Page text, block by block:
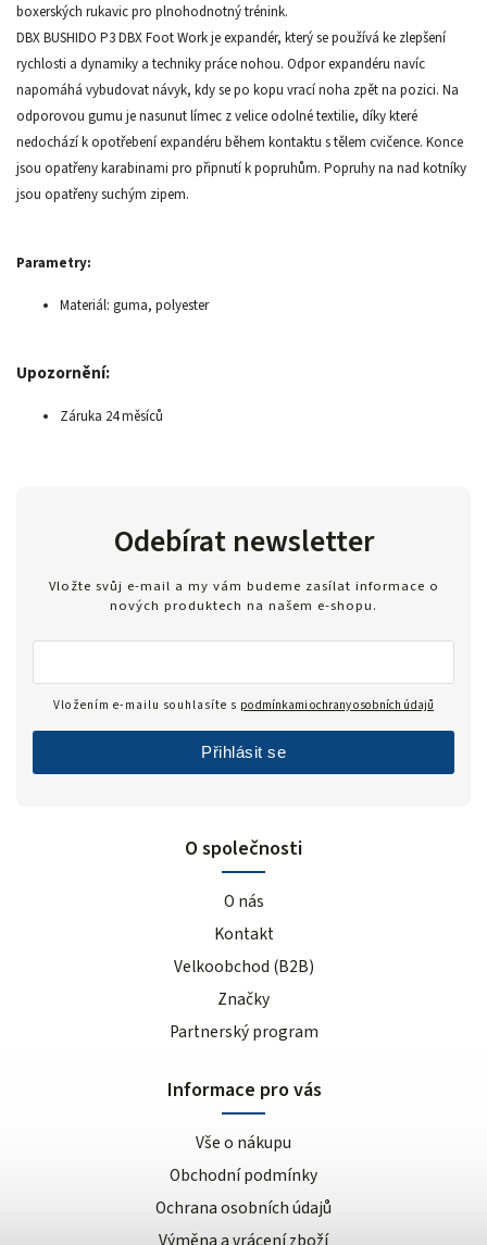
boxerských rukavic pro plnohodnotný trénink.
DBX BUSHIDO P3 DBX Foot Work je expandér, který se používá ke zlepšení
rychlosti a dynamiky a techniky práce nohou. Odpor expandéru navíc
napomáhá vybudovat návyk, kdy se po kopu vrací noha zpět na pozici. Na
odporovou gumu je nasunut límec z velice odolné textilie, díky které
nedochází k opotřebení expandéru během kontaktu s tělem cvičence. Konce
jsou opatřeny karabinami pro připnutí k popruhům. Popruhy na nad kotníky
jsou opatřeny suchým zipem.
Parametry:
Materiál: guma, polyester
Upozornění:
Záruka 24 měsíců
O společnosti
O nás
Kontakt
Velkoobchod (B2B)
Značky
Partnerský program
Informace pro vás
Vše o nákupu
Obchodní podmínky
Ochrana osobních údajů
Odebírat newsletter
Vložte svůj e-mail a my vám budeme zasílat informace o
nových produktech na našem e-shopu.
Vložením e-mailu souhlasíte s podmínkami ochrany osobních údajů
Přihlásit se